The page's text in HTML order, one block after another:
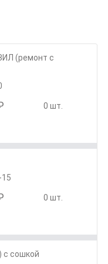
(ремонт с
0 шт.
0 шт.
с сошкой